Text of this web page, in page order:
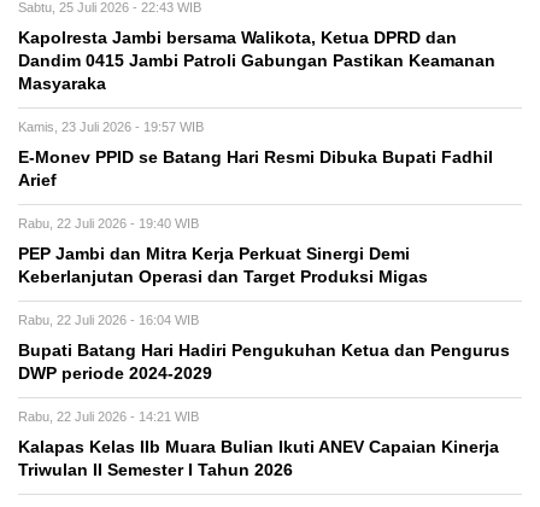
Sabtu, 25 Juli 2026 - 22:43 WIB
Kapolresta Jambi bersama Walikota, Ketua DPRD dan
Dandim 0415 Jambi Patroli Gabungan Pastikan Keamanan
Masyaraka
Kamis, 23 Juli 2026 - 19:57 WIB
E-Monev PPID se Batang Hari Resmi Dibuka Bupati Fadhil
Arief
Rabu, 22 Juli 2026 - 19:40 WIB
PEP Jambi dan Mitra Kerja Perkuat Sinergi Demi
Keberlanjutan Operasi dan Target Produksi Migas
Rabu, 22 Juli 2026 - 16:04 WIB
Bupati Batang Hari Hadiri Pengukuhan Ketua dan Pengurus
DWP periode 2024-2029
Rabu, 22 Juli 2026 - 14:21 WIB
Kalapas Kelas IIb Muara Bulian Ikuti ANEV Capaian Kinerja
Triwulan II Semester I Tahun 2026